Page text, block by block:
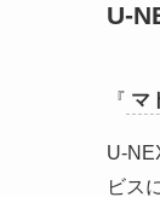
U-
『 マ
U-
ビス